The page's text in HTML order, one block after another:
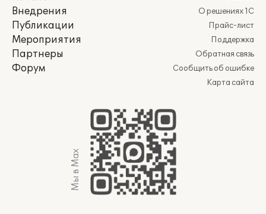
Внедрения
Публикации
Мероприятия
Партнеры
Форум
О решениях 1С
Прайс-лист
Поддержка
Обратная связь
Сообщить об ошибке
Карта сайта
Мы в Max